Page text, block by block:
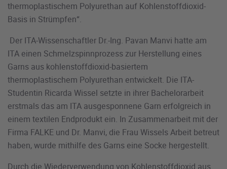
thermoplastischem Polyurethan auf Kohlenstoffdioxid-
Basis in Strümpfen“.
Der ITA-Wissenschaftler Dr.-Ing. Pavan Manvi hatte am
ITA einen Schmelzspinnprozess zur Herstellung eines
Garns aus kohlenstoffdioxid-basiertem
thermoplastischem Polyurethan entwickelt. Die ITA-
Studentin Ricarda Wissel setzte in ihrer Bachelorarbeit
erstmals das am ITA ausgesponnene Garn erfolgreich in
einem textilen Endprodukt ein. In Zusammenarbeit mit der
Firma FALKE und Dr. Manvi, die Frau Wissels Arbeit betreut
haben, wurde mithilfe des Garns eine Socke hergestellt.